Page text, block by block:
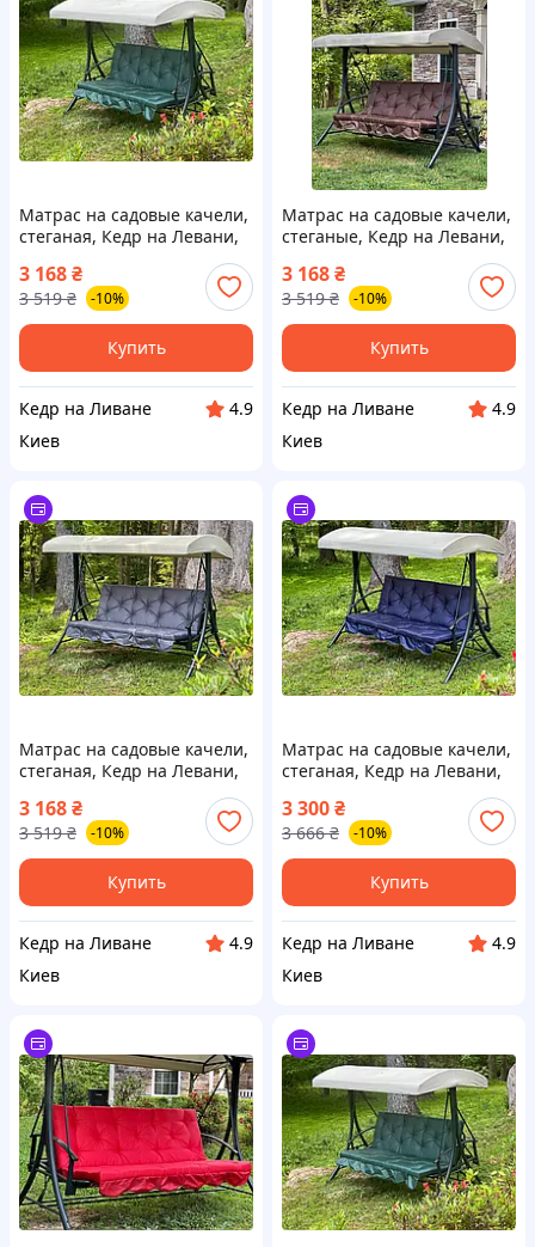
Матрас на садовые качели,
стеганая, Кедр на Левани,
серия Оксфорд, 150х60х10
см, цвет зеленый
3 168₴
3 519 ₴ -10%
Купить
Кедр на Ливане
4.9
Киев
Матрас на садовые качели,
стеганые, Кедр на Левани,
серия Оксфорд, 150х60х10
см, цвет коричневый
3 168₴
3 519 ₴ -10%
Купить
Кедр на Ливане
4.9
Киев
Матрас на садовые качели,
стеганая, Кедр на Левани,
серия Оксфорд,150х60х10
см, цвет серый
3 168₴
3 519 ₴ -10%
Купить
Кедр на Ливане
4.9
Киев
Матрас на садовые качели,
стеганая, Кедр на Левани,
серия Оксфорд, 170х60х10
см, цвет синий
3 300₴
3 666 ₴ -10%
Купить
Кедр на Ливане
4.9
Киев